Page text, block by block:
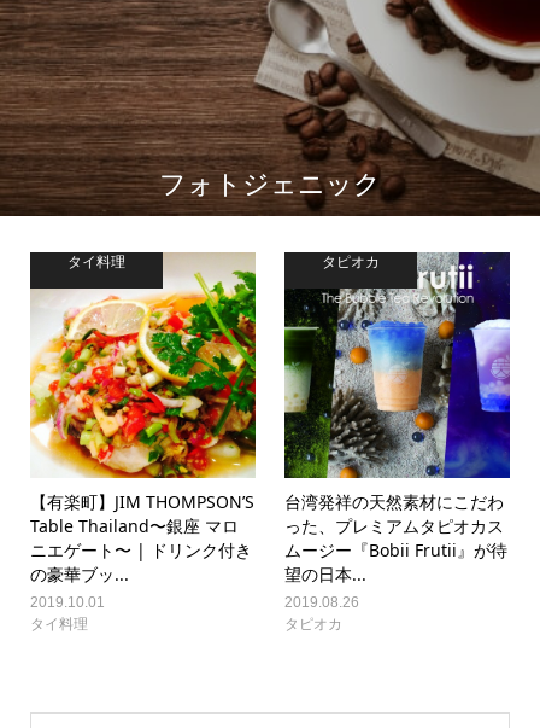
フォトジェニック
タイ料理
【有楽町】JIM THOMPSON’S
Table Thailand〜銀座 マロ
ニエゲート〜 | ドリンク付き
の豪華ブッ...
2019.10.01
タイ料理
タピオカ
台湾発祥の天然素材にこだわ
った、プレミアムタピオカス
ムージー『Bobii Frutii』が待
望の日本...
2019.08.26
タピオカ